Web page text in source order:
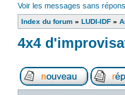
Voir les messages sans
Index du forum » LUDI-IDF »
4x4